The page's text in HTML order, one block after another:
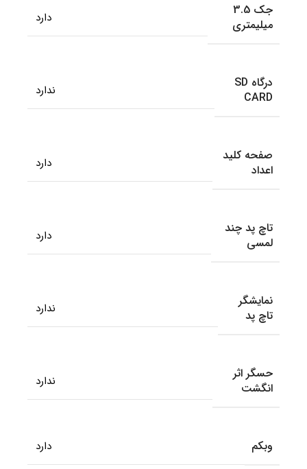
جک 3.5
میلیمتری
دارد
درگاه SD
CARD
ندارد
صفحه کلید
اعداد
دارد
تاچ پد چند
لمسی
دارد
نمایشگر
تاچ پد
ندارد
حسگر اثر
انگشت
ندارد
وبکم دارد